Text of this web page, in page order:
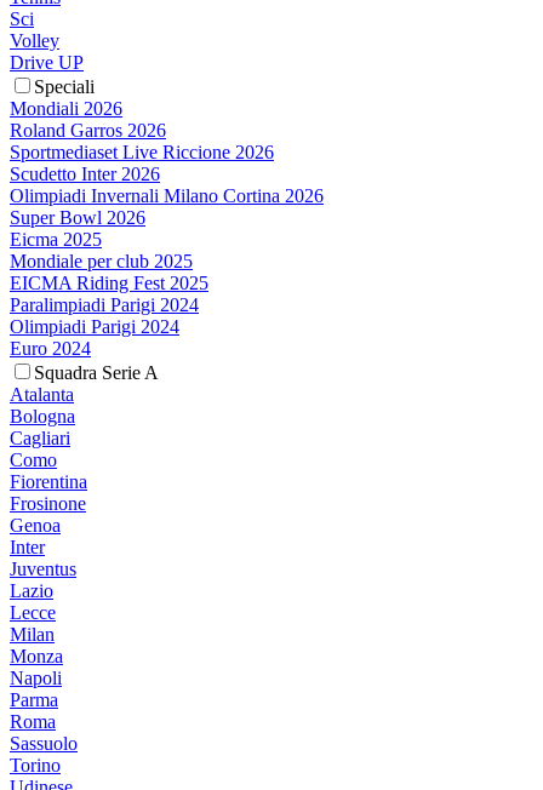
Sci
Volley
Drive UP
Speciali
Mondiali 2026
Roland Garros 2026
Sportmediaset Live Riccione 2026
Scudetto Inter 2026
Olimpiadi Invernali Milano Cortina 2026
Super Bowl 2026
Eicma 2025
Mondiale per club 2025
EICMA Riding Fest 2025
Paralimpiadi Parigi 2024
Olimpiadi Parigi 2024
Euro 2024
Squadra Serie A
Atalanta
Bologna
Cagliari
Como
Fiorentina
Frosinone
Genoa
Inter
Juventus
Lazio
Lecce
Milan
Monza
Napoli
Parma
Roma
Sassuolo
Torino